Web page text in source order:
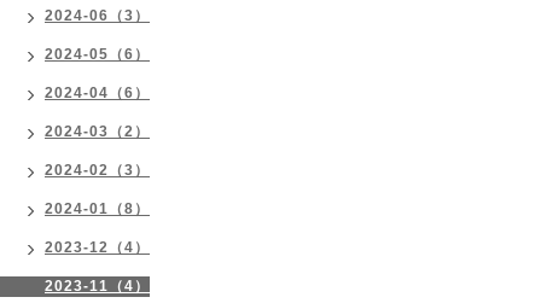
2024-06（3）
2024-05（6）
2024-04（6）
2024-03（2）
2024-02（3）
2024-01（8）
2023-12（4）
2023-11（4）